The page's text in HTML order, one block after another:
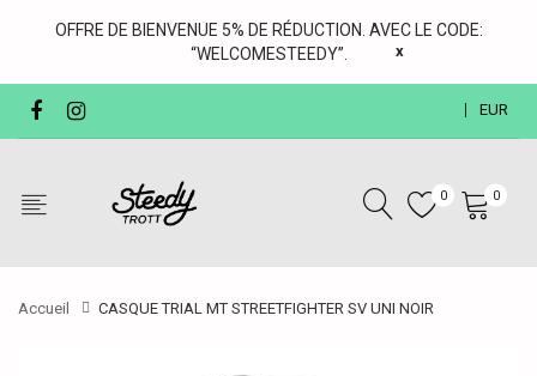
OFFRE DE BIENVENUE 5% DE RÉDUCTION. AVEC LE CODE:
“WELCOMESTEEDY”.
x
EUR
0 0
Accueil CASQUE TRIAL MT STREETFIGHTER SV UNI NOIR